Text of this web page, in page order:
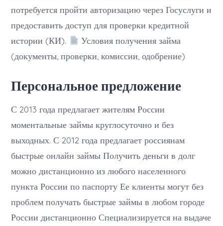
потребуется пройти авторизацию через Госуслуги и
предоставить доступ для проверки кредитной
истории (КИ).
Условия получения займа
(документы, проверки, комиссии, одобрение)
Персональное предложение
С 2013 года предлагает жителям России
моментальные займы круглосуточно и без
выходных. С 2012 года предлагает россиянам
быстрые онлайн займы Получить деньги в долг
можно дистанционно из любого населенного
пункта России по паспорту Ее клиенты могут без
проблем получать быстрые займы в любом городе
России дистанционно Специализируется на выдаче